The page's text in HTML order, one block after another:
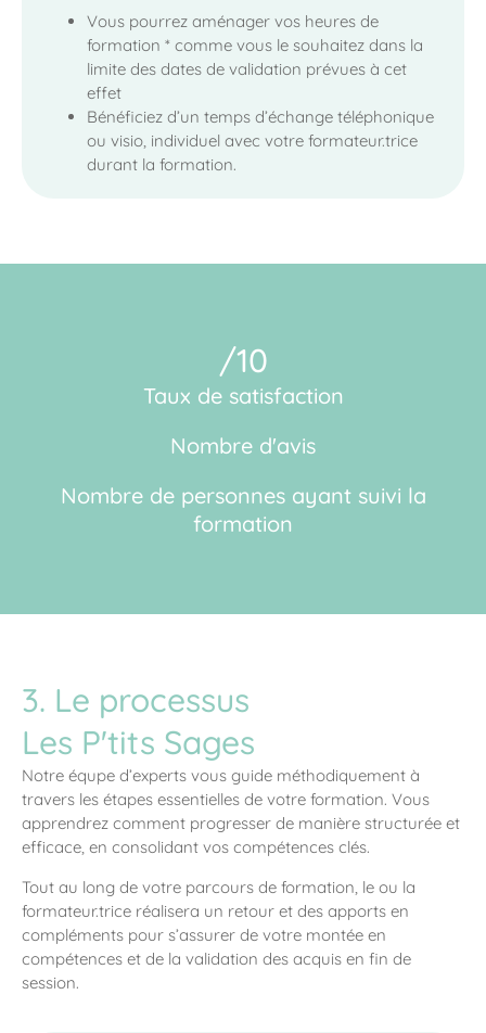
Vous pourrez aménager vos heures de
formation * comme vous le souhaitez dans la
limite des dates de validation prévues à cet
effet
Bénéficiez d’un temps d’échange téléphonique
ou visio, individuel avec votre formateur.trice
durant la formation.
/10
Taux de satisfaction
Nombre d'avis
Nombre de personnes ayant suivi la
formation
3. Le processus
Les P'tits Sages
Notre équpe d’experts vous guide méthodiquement à
travers les étapes essentielles de votre formation. Vous
apprendrez comment progresser de manière structurée et
efficace, en consolidant vos compétences clés.
Tout au long de votre parcours de formation, le ou la
formateur.trice réalisera un retour et des apports en
compléments pour s’assurer de votre montée en
compétences et de la validation des acquis en fin de
session.